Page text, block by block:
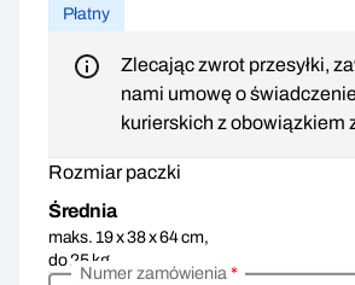
Płatny
Zlecając zwrot przesyłki,
nami umowę o
kurierskich z obowiązkiem
Rozmiar paczki
Średnia
maks. 19 x 38 x 64 cm,
do 25 kg
Numer zamówienia*